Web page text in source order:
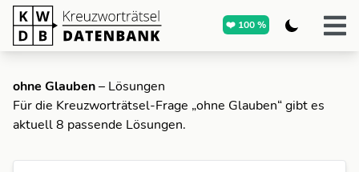
❤️ 100 %
ohne Glauben– Lösungen
Für die Kreuzworträtsel-Frage „ohne Glauben“ gibt es
aktuell 8 passende Lösungen.